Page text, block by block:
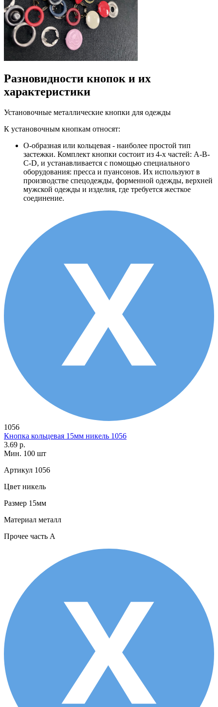
Разновидности кнопок и их
характеристики
Установочные металлические кнопки для одежды
К установочным кнопкам относят:
О-образная или кольцевая - наиболее простой тип
застежки. Комплект кнопки состоит из 4-х частей: А-В-
С-D, и устанавливается с помощью специального
оборудования: пресса и пуансонов. Их используют в
производстве спецодежды, форменной одежды, верхней
мужской одежды и изделия, где требуется жесткое
соединение.
1056
Кнопка кольцевая 15мм никель 1056
3.69 р.
Мин. 100 шт
Артикул 1056
Цвет никель
Размер 15мм
Материал металл
Прочее часть A